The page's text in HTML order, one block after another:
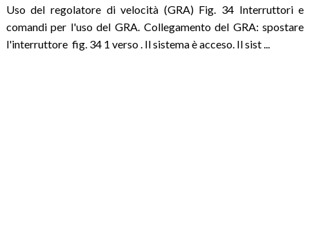
Uso del regolatore di velocità (GRA) Fig. 34 Interruttori e
comandi per l'uso del GRA. Collegamento del GRA: spostare
l'interruttore fig. 34 1 verso . Il sistema è acceso. Il sist ...